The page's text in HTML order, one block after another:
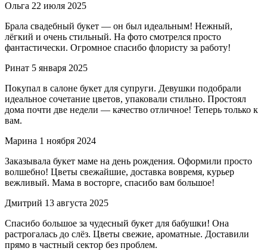
Ольга 22 июля 2025
Брала свадебный букет — он был идеальным! Нежный,
лёгкий и очень стильный. На фото смотрелся просто
фантастически. Огромное спасибо флористу за работу!
Ринат 5 января 2025
Покупал в салоне букет для супруги. Девушки подобрали
идеальное сочетание цветов, упаковали стильно. Простоял
дома почти две недели — качество отличное! Теперь только к
вам.
Марина 1 ноября 2024
Заказывала букет маме на день рождения. Оформили просто
волшебно! Цветы свежайшие, доставка вовремя, курьер
вежливый. Мама в восторге, спасибо вам большое!
Дмитрий 13 августа 2025
Спасибо большое за чудесный букет для бабушки! Она
растрогалась до слёз. Цветы свежие, ароматные. Доставили
прямо в частный сектор без проблем.